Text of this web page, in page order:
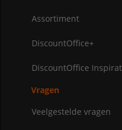
Assortiment
DiscountOffice+
DiscountOffice
Vragen
Veelgestelde vragen